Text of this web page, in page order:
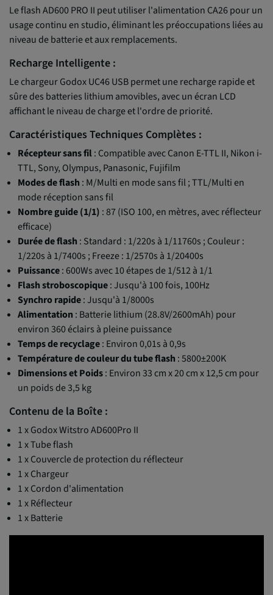
Le flash AD600 PRO II peut utiliser l'alimentation CA26 pour un
usage continu en studio, éliminant les préoccupations liées au
niveau de batterie et aux remplacements.
Recharge Intelligente :
Le chargeur Godox UC46 USB permet une recharge rapide et
sûre des batteries lithium amovibles, avec un écran LCD
affichant le niveau de charge et l'ordre de priorité.
Caractéristiques Techniques Complètes :
Récepteur sans fil: Compatible avec Canon E-TTL II, Nikon i-
TTL, Sony, Olympus, Panasonic, Fujifilm
Modes de flash : M/Multi en mode sans fil ; TTL/Multi en
mode réception sans fil
Nombre guide (1/1) : 87 (ISO 100, en mètres, avec réflecteur
efficace)
Durée de flash : Standard : 1/220s à 1/11760s ; Couleur :
1/220s à 1/7400s ; Freeze : 1/2570s à 1/20400s
Puissance: 600Ws avec 10 étapes de 1/512 à 1/1
Flash stroboscopique: Jusqu'à 100 fois, 100Hz
Synchro rapide: Jusqu'à 1/8000s
Alimentation : Batterie lithium (28.8V/2600mAh) pour
environ 360 éclairs à pleine puissance
Temps de recyclage: Environ 0,01s à 0,9s
Température de couleur du tube flash : 5800±200K
Dimensions et Poids: Environ 33 cm x 20 cm x 12,5 cm pour
un poids de 3,5 kg
Contenu de la Boîte :
1 x Godox Witstro AD600Pro II
1 x Tube flash
1 x Couvercle de protection du réflecteur
1 x Chargeur
1 x Cordon d'alimentation
1 x Réflecteur
1 x Batterie